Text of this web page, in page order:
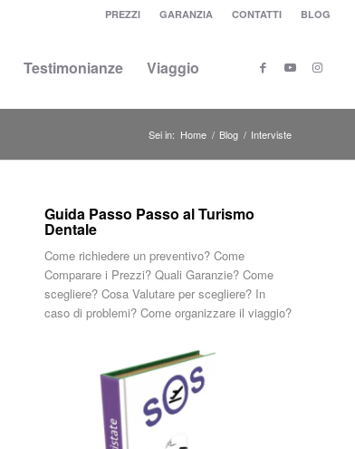
PREZZI GARANZIA CONTATTI BLOG
Testimonianze Viaggio
Sei in: Home / Blog / Interviste
Guida Passo Passo al Turismo
Dentale
Come richiedere un preventivo? Come
Comparare i Prezzi? Quali Garanzie? Come
scegliere? Cosa Valutare per scegliere? In
caso di problemi? Come organizzare il viaggio?